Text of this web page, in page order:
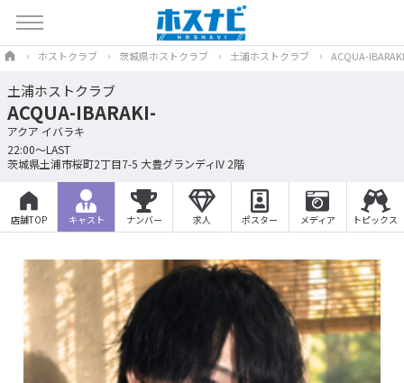
ホストクラブ 茨城県ホストクラブ 土浦ホストクラブ ACQUA-
土浦ホストクラブ
ACQUA-IBARAKI-
アクア イバラキ
22:00〜LAST
茨城県土浦市桜町2丁目7-5 大豊グランディIV 2階
店舗TOP キャスト ナンバー 求人 ポスター メディア トピックス